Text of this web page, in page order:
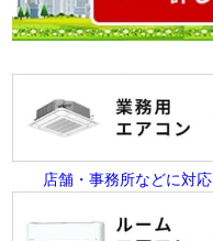
店舗・事務所などに対応